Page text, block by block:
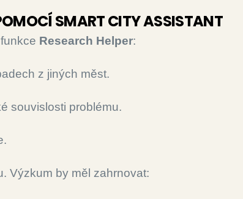
SMART CITY ASSISTANT
Research Helper:
z jiných měst.
souvislosti problému.
Výzkum by měl zahrnovat: